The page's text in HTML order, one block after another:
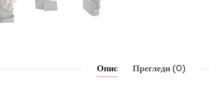
Опис Прегледи (0)